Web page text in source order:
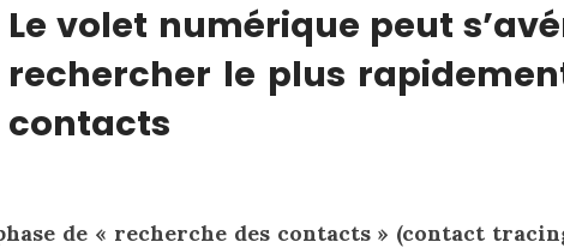
Le volet numérique peut
rechercher le plus
contacts
de « recherche des contacts » (contact